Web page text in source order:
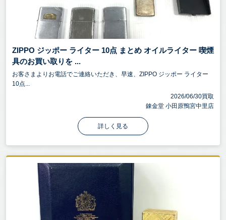
ZIPPO ジッポー ライター 10点 まとめ オイルライター 喫煙
具のお買い取りを ...
お客さまよりお電話でご連絡いただき、早速、ZIPPO ジッポー ライター
10点...
2026/06/30買取
錬金堂 小田原鴨宮中里店
詳しく見る